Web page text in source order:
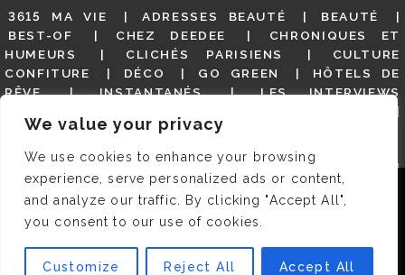
We value your privacy
We use cookies to enhance your browsing
experience, serve personalized ads or content,
and analyze our traffic. By clicking "Accept All",
you consent to our use of cookies.
Customize Reject All Accept All
3615 MA VIE ADRESSES BEAUTÉ
BEAUTÉ
BEST-OF
CHEZ DEEDEE
CHRONIQUES ET
HUMEURS
CLICHÉS PARISIENS
CULTURE
CONFITURE
DÉCO GO GREEN
HÔTELS DE
RÊVE
INSTANTANÉS
LES INTERVIEWS
MES ADRESSES
MODE
(BUT GOODIES)
PAR ICI LE MAGOT !
PARIS EN PHOTOS
RESTAURANTS
REVUE DE PRESSE DÉTAILLÉE, SIOU PLAIT
SALONS
DE THÉ
SHOPPING VIDÉOS
VITE ! UN RESTO
VOYAGES VOYAGES
© 2026 DEEDEE | TOUS DROITS RÉSERVÉS. DESIGNED BY
Nous utilisons des cookies pour vous garantir la meilleure
expérience sur notre site. Si vous continuez à utiliser ce
dernier, nous considérerons que vous acceptez l'utilisation des
cookies.